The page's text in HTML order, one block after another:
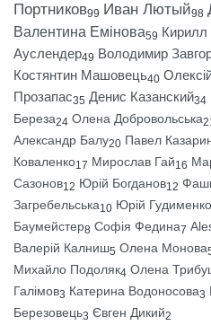
Портников99 Иван Лютый98
Валентина Емінова59 Кирилл
Ауслендер49 Володимир
Костянтин Машовець40
Прозапас35 Денис Казанский34
Береза24 Олена Добровольська
Александр Балу20 Павел
Коваленко17 Мирослав Гай16
Сазонов12 Юрій Богданов12
Загребельська10 Юрій Гудименко
Баумейстер8 Софія Федина7
Валерій Калниш5 Олена Монова
Михайло Подоляк4 Олена
Галімов3 Катерина Водоносова3
Березовець3 Євген Дикий2